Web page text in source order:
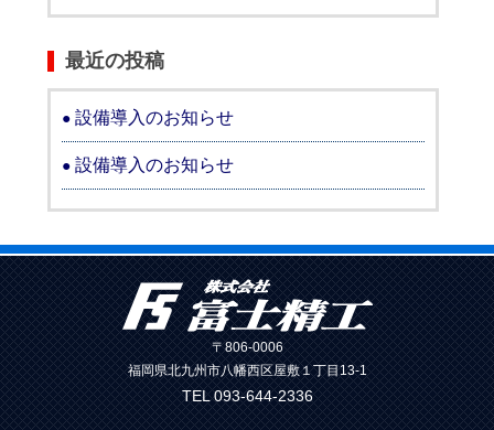
最近の投稿
設備導入のお知らせ
設備導入のお知らせ
〒806-0006
福岡県北九州市八幡西区屋敷１丁目13-1
TEL 093-644-2336